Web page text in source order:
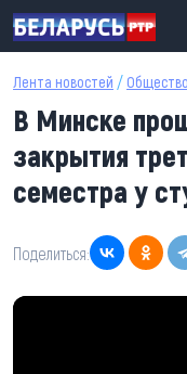
Перейти к основному
Лента новостей / Общество
В Минске
закрытия
семестра у
Поделиться: